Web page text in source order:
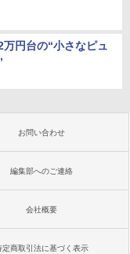
円台の“小さなピュ
お問い合わせ
編集部へのご連絡
会社概要
定商取引法に基づく表示